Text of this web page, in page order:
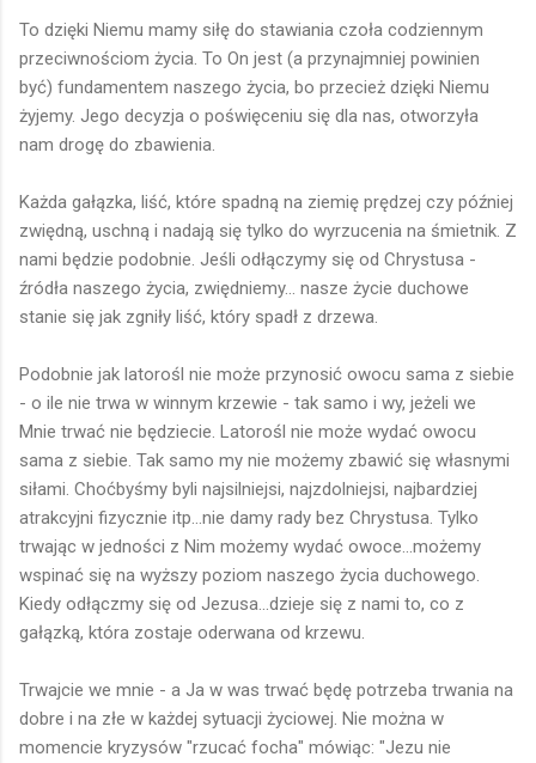
To dzięki Niemu mamy siłę do stawiania czoła codziennym
przeciwnościom życia. To On jest (a przynajmniej powinien
być) fundamentem naszego życia, bo przecież dzięki Niemu
żyjemy. Jego decyzja o poświęceniu się dla nas, otworzyła
nam drogę do zbawienia.
Każda gałązka, liść, które spadną na ziemię prędzej czy później
zwiędną, uschną i nadają się tylko do wyrzucenia na śmietnik. Z
nami będzie podobnie. Jeśli odłączymy się od Chrystusa -
źródła naszego życia, zwiędniemy... nasze życie duchowe
stanie się jak zgniły liść, który spadł z drzewa.
Podobnie jak latorośl nie może przynosić owocu sama z siebie
- o ile nie trwa w winnym krzewie - tak samo i wy, jeżeli we
Mnie trwać nie będziecie. Latorośl nie może wydać owocu
sama z siebie. Tak samo my nie możemy zbawić się własnymi
siłami. Choćbyśmy byli najsilniejsi, najzdolniejsi, najbardziej
atrakcyjni fizycznie itp...nie damy rady bez Chrystusa. Tylko
trwając w jedności z Nim możemy wydać owoce...możemy
wspinać się na wyższy poziom naszego życia duchowego.
Kiedy odłączmy się od Jezusa...dzieje się z nami to, co z
gałązką, która zostaje oderwana od krzewu.
Trwajcie we mnie - a Ja w was trwać będę potrzeba trwania na
dobre i na złe w każdej sytuacji życiowej. Nie można w
momencie kryzysów "rzucać focha" mówiąc: "Jezu nie